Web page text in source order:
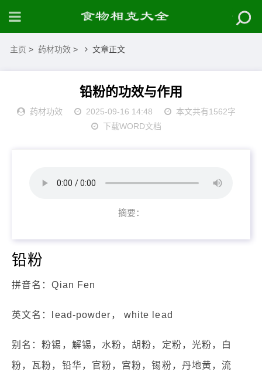
主页 > 药材功效 > 文章正文
铅粉的功效与作用
药材功效 2025-09-16 14:48
本文共有1562字
下载WORD文档
摘要：
铅粉
拼音名：Qian Fen
英文名：lead-powder， white lead
别名：粉锡，解锡，水粉，胡粉，定粉，光粉，白
粉，瓦粉，铅华，官粉，宫粉，锡粉，丹地黄，流